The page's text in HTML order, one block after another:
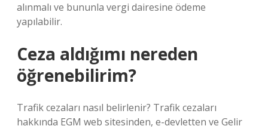
alınmalı ve bununla vergi dairesine ödeme
yapılabilir.
Ceza aldığımı nereden
öğrenebilirim?
Trafik cezaları nasıl belirlenir? Trafik cezaları
hakkında EGM web sitesinden, e-devletten ve Gelir